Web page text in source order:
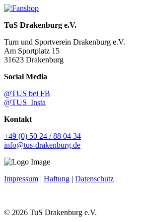
TuS Drakenburg e.V.
Turn und Sportverein Drakenburg e.V.
Am Sportplatz 15
31623 Drakenburg
Social Media
@TUS bei FB
@TUS_Insta
Kontakt
+49 (0) 50 24 / 88 04 34
info@tus-drakenburg.de
Impressum | Haftung | Datenschutz
© 2026 TuS Drakenburg e.V.